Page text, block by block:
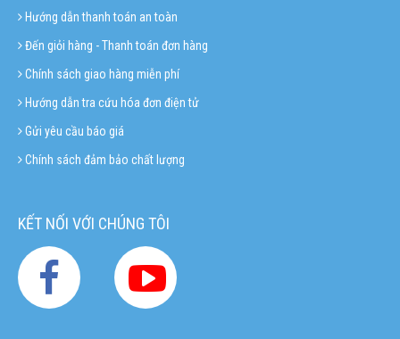
Hướng dẫn thanh toán an toàn
Đến giỏi hàng - Thanh toán đơn hàng
Chính sách giao hàng miễn phí
Hướng dẫn tra cứu hóa đơn điện tử
Gửi yêu cầu báo giá
Chính sách đảm bảo chất lượng
KẾT NỐI VỚI CHÚNG TÔI